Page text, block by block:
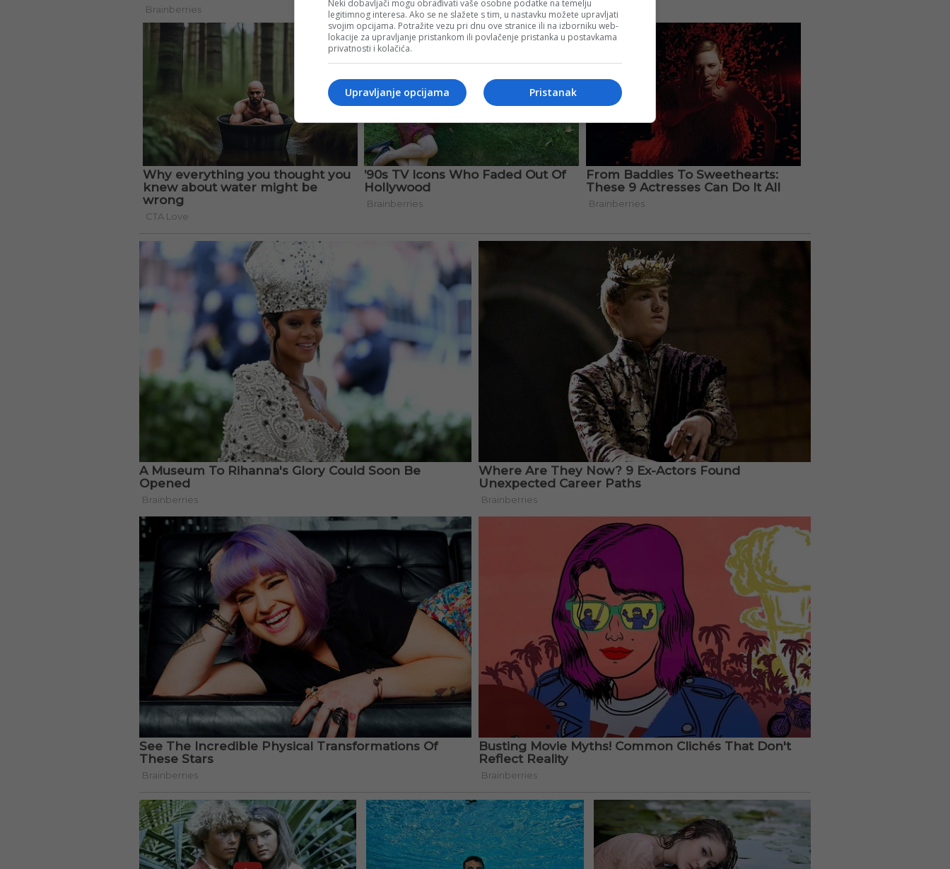
Neki dobavljači mogu obrađivati vaše osobne podatke na temelju
legitimnog interesa. Ako se ne slažete s tim, u nastavku možete upravljati
svojim opcijama. Potražite vezu pri dnu ove stranice ili na izborniku web-
lokacije za upravljanje pristankom ili povlačenje pristanka u postavkama
privatnosti i kolačića.
Pristanak
Upravljanje opcijama